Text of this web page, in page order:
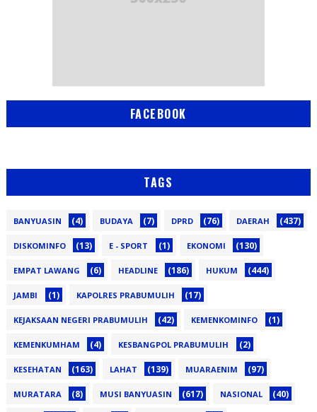
FACEBOOK
TAGS
BANYUASIN (4) BUDAYA (7) DPRD (76) DAERAH (437)
DISKOMINFO (13) E - SPORT (1) EKONOMI (130)
EMPAT LAWANG (6) HEADLINE (186) HUKUM (444)
JAMBI (1) KAPOLRES PRABUMULIH (17)
KEJAKSAAN NEGERI PRABUMULIH (42) KEMENKOMINFO (1)
KEMENKUMHAM (4) KESBANGPOL PRABUMULIH (2)
KESEHATAN (163) LAHAT (139) MUARAENIM (97)
MURATARA (8) MUSI BANYUASIN (617) NASIONAL (40)